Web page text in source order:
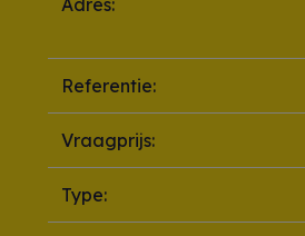
Referentie:
Vraagprijs:
Type: